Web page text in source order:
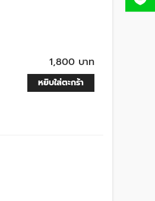
1,800 บาท
หยิบใส่ตะกร้า